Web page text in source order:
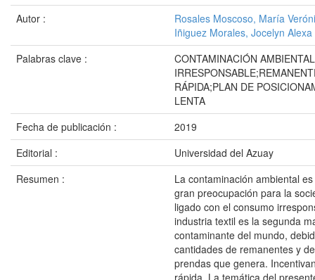
Autor :
Rosales Moscoso, María
Iñiguez Morales, Jocelyn Alexa
Palabras clave :
CONTAMINACIÓN
RÁPIDA;PLAN DE
LENTA
Fecha de publicación :
2019
Editorial :
Universidad del Azuay
Resumen :
La contaminación ambiental
gran preocupación para la
ligado con el consumo
industria textil es la segunda
contaminante del mundo,
cantidades de remanentes y
prendas que genera.
rápida. La temática del